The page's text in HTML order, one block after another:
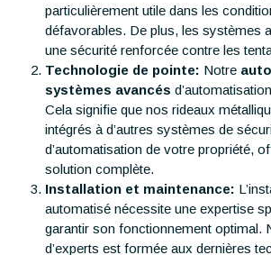
particulièrement utile dans les
défavorables. De plus, les systèmes
une sécurité renforcée contre les
Technologie de pointe: Notre
systèmes avancés
Cela signifie que nos rideaux
intégrés à d’autres systèmes de
d’automatisation de votre propriété,
solution complète.
Installation et maintenance:
automatisé nécessite une expertise
garantir son fonctionnement optimal.
d’experts est formée aux dernières